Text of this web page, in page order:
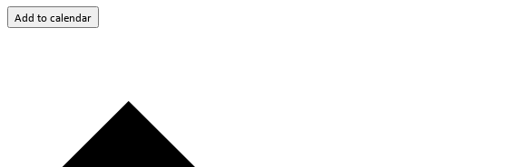
Add to calendar